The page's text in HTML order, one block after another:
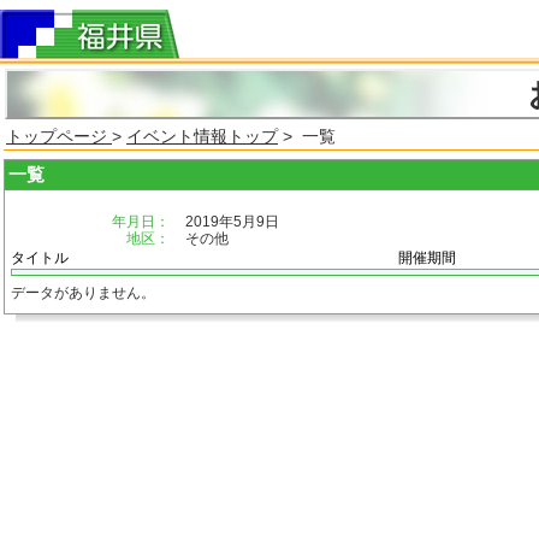
トップページ > イベント情報トップ> 一覧
一覧
年月日：
2019年5月9日
地区：
その他
タイトル
開催期間
データがありません。